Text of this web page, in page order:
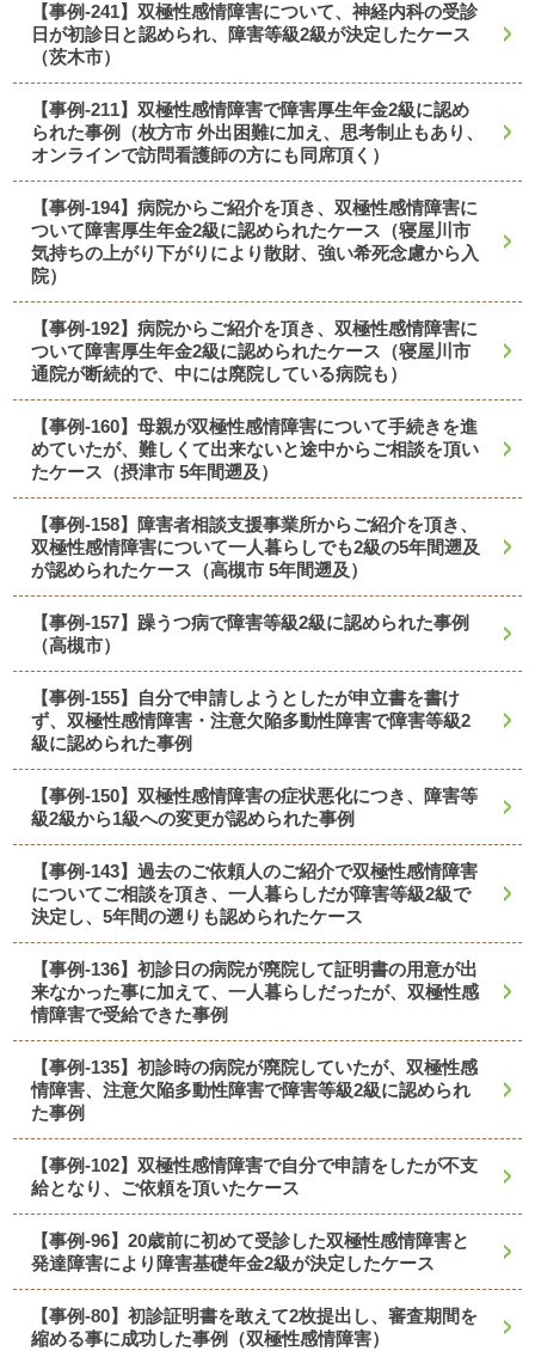
【事例-241】双極性感情障害について、神経内科の受診
日が初診日と認められ、障害等級2級が決定したケース
（茨木市）
【事例-211】双極性感情障害で障害厚生年金2級に認め
られた事例（枚方市 外出困難に加え、思考制止もあり、
オンラインで訪問看護師の方にも同席頂く）
【事例-194】病院からご紹介を頂き、双極性感情障害に
ついて障害厚生年金2級に認められたケース（寝屋川市
気持ちの上がり下がりにより散財、強い希死念慮から入
院）
【事例-192】病院からご紹介を頂き、双極性感情障害に
ついて障害厚生年金2級に認められたケース（寝屋川市
通院が断続的で、中には廃院している病院も）
【事例-160】母親が双極性感情障害について手続きを進
めていたが、難しくて出来ないと途中からご相談を頂い
たケース（摂津市 5年間遡及）
【事例-158】障害者相談支援事業所からご紹介を頂き、
双極性感情障害について一人暮らしでも2級の5年間遡及
が認められたケース（高槻市 5年間遡及）
【事例-157】躁うつ病で障害等級2級に認められた事例
（高槻市）
【事例-155】自分で申請しようとしたが申立書を書け
ず、双極性感情障害・注意欠陥多動性障害で障害等級2
級に認められた事例
【事例-150】双極性感情障害の症状悪化につき、障害等
級2級から1級への変更が認められた事例
【事例-143】過去のご依頼人のご紹介で双極性感情障害
についてご相談を頂き、一人暮らしだが障害等級2級で
決定し、5年間の遡りも認められたケース
【事例-136】初診日の病院が廃院して証明書の用意が出
来なかった事に加えて、一人暮らしだったが、双極性感
情障害で受給できた事例
【事例-135】初診時の病院が廃院していたが、双極性感
情障害、注意欠陥多動性障害で障害等級2級に認められ
た事例
【事例-102】双極性感情障害で自分で申請をしたが不支
給となり、ご依頼を頂いたケース
【事例-96】20歳前に初めて受診した双極性感情障害と
発達障害により障害基礎年金2級が決定したケース
【事例-80】初診証明書を敢えて2枚提出し、審査期間を
縮める事に成功した事例（双極性感情障害）